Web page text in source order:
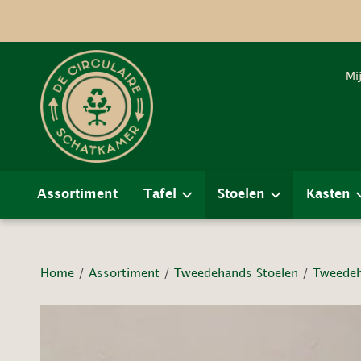
Assortiment Tafel Stoelen Kasten
Home / Assortiment / Tweedehands Stoelen /